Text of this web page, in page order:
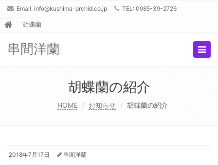
Email: info@kushima-orchid.co.jp TEL: 0985-39-2726
胡蝶蘭
串間洋蘭
胡蝶蘭の紹介
HOME お知らせ 胡蝶蘭の紹介
2018年7月17日 串間洋蘭